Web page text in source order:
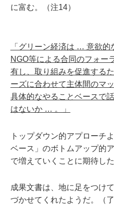
に富む。（注14）
「グリーン経済は … 意欲的
NGO等による合同のフォー
有し、取り組みを促進する
ーズに合わせて主体間のマ
具体的なやることベースで
はないか … 。」
トップダウン的アプローチ
ベース」のボトムアップ的
で増えていくことに期待した
成果文書は、地に足をつけ
づかせてくれたようだ。（了